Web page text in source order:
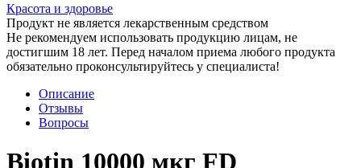
Красота и здоровье
Продукт не является лекарственным средством
Не рекомендуем использовать продукцию лицам, не
достигшим 18 лет. Перед началом приема любого продукта
обязательно проконсультируйтесь у специалиста!
Описание
Отзывы
Вопросы
Biotin 10000 мкг FD